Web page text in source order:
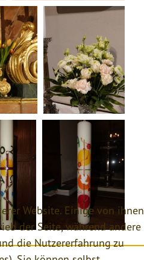
Website. Einige von ihnen
der Seite, während andere
die Nutzererfahrung zu